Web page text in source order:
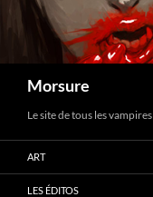
Morsure
Le site de tous les vampires
ART
LES ÉDITOS